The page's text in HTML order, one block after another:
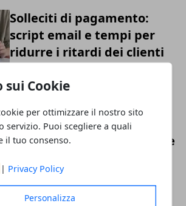
sui Cookie
per ottimizzare il nostro sito
servizio. Puoi scegliere a quali
il tuo consenso.
| Privacy Policy
Personalizza
Solleciti di pagamento:
script email e tempi per
ridurre i ritardi dei clienti
Interrail: itinerari,
prenotazioni obbligatorie e